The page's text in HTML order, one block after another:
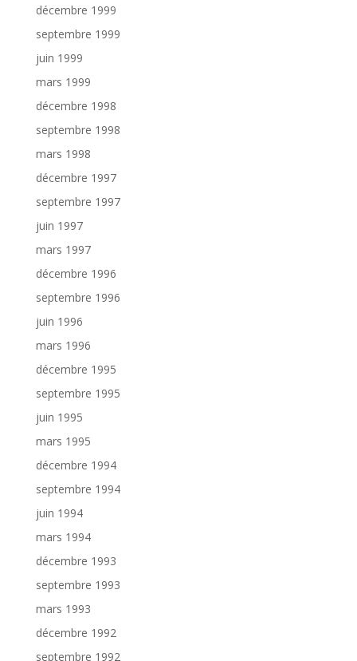
décembre 1999
septembre 1999
juin 1999
mars 1999
décembre 1998
septembre 1998
mars 1998
décembre 1997
septembre 1997
juin 1997
mars 1997
décembre 1996
septembre 1996
juin 1996
mars 1996
décembre 1995
septembre 1995
juin 1995
mars 1995
décembre 1994
septembre 1994
juin 1994
mars 1994
décembre 1993
septembre 1993
mars 1993
décembre 1992
septembre 1992